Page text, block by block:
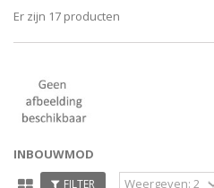
Er zijn 17 producten
INBOUWMODELLEN
FILTER